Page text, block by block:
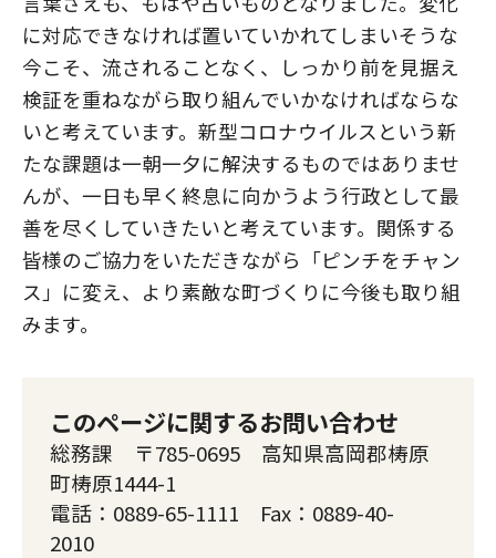
に対応できなければ置いていかれてしまいそうな
今こそ、流されることなく、しっかり前を見据え
検証を重ねながら取り組んでいかなければならな
いと考えています。新型コロナウイルスという新
たな課題は一朝一夕に解決するものではありませ
んが、一日も早く終息に向かうよう行政として最
善を尽くしていきたいと考えています。関係する
皆様のご協力をいただきながら「ピンチをチャン
ス」に変え、より素敵な町づくりに今後も取り組
みます。
このページに関するお問い合わせ
総務課 〒785-0695 高知県高岡郡梼原
町梼原1444-1
電話：0889-65-1111 Fax：0889-40-
2010